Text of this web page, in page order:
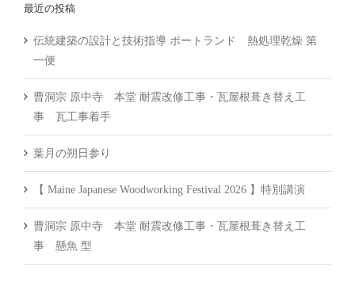
最近の投稿
伝統建築の設計と技術指導 ポートランド 熱処理乾燥 第
一便
曹洞宗 原中寺 本堂 耐震改修工事・瓦屋根葺き替え工
事 瓦工事着手
葉月の朔日参り
【 Maine Japanese Woodworking Festival 2026 】特別講演
曹洞宗 原中寺 本堂 耐震改修工事・瓦屋根葺き替え工
事 懸魚 型